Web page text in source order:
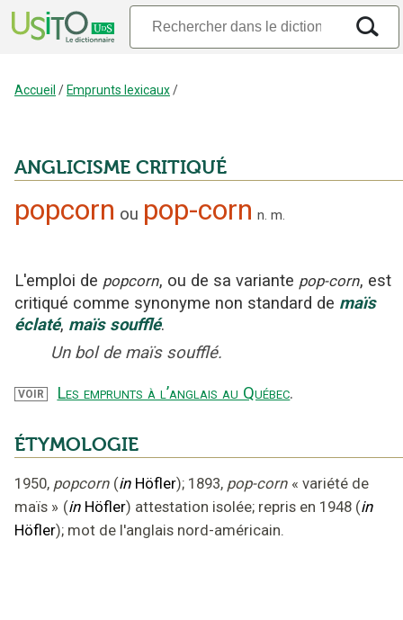
Accueil /Emprunts lexicaux/
ANGLICISME CRITIQUÉ
popcorn ou pop-corn n. m.
L'emploi de popcorn, ou de sa variante pop-corn, est
critiqué comme synonyme non standard de maïs
éclaté, maïs soufflé.
Un bol de maïs soufflé.
VOIR Les emprunts à l’anglais au Québec.
ÉTYMOLOGIE
1950, popcorn (in Höfler); 1893, pop-corn « variété de
maïs » (in Höfler) attestation isolée; repris en 1948 (in
Höfler); mot de l'anglais nord-américain.